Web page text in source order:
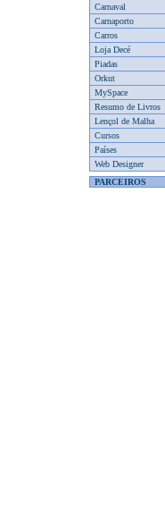
Carnaval
Carnaporto
Carros
Loja Decé
Piadas
Orkut
MySpace
Resumo de Livros
Lençol de Malha
Cursos
Países
Web Designer
PARCEIROS